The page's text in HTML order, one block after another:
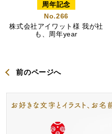
周年記念
No.266
株式会社アイワット様 我が社
も、周年year
前のページへ